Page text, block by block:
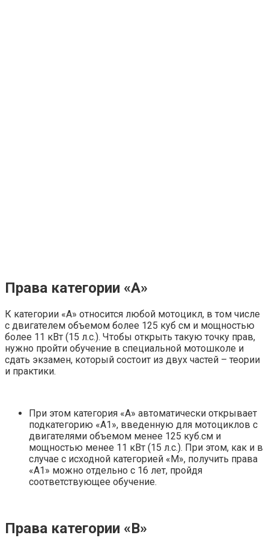
Права категории «А»
К категории «А» относится любой мотоцикл, в том числе
с двигателем объемом более 125 куб см и мощностью
более 11 кВт (15 л.с.). Чтобы открыть такую ​​точку прав,
нужно пройти обучение в специальной мотошколе и
сдать экзамен, который состоит из двух частей – теории
и практики.
При этом категория «А» автоматически открывает
подкатегорию «А1», введенную для мотоциклов с
двигателями объемом менее 125 куб.см и
мощностью менее 11 кВт (15 л.с.). При этом, как и в
случае с исходной категорией «М», получить права
«А1» можно отдельно с 16 лет, пройдя
соответствующее обучение.
Права категории «В»